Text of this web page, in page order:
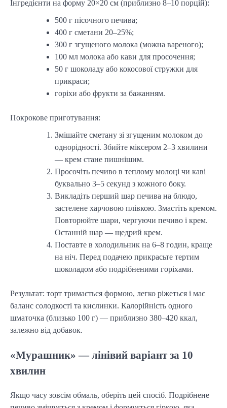
Інгредієнти на форму 20×20 см (приблизно 8–10 порцій):
500 г пісочного печива;
400 г сметани 20–25%;
300 г згущеного молока (можна вареного);
100 мл молока або кави для просочення;
50 г шоколаду або кокосової стружки для
прикраси;
горіхи або фрукти за бажанням.
Покрокове приготування:
Змішайте сметану зі згущеним молоком до
однорідності. Збийте міксером 2–3 хвилини
— крем стане пишнішим.
Просочіть печиво в теплому молоці чи каві
буквально 3–5 секунд з кожного боку.
Викладіть перший шар печива на блюдо,
застелене харчовою плівкою. Змастіть кремом.
Повторюйте шари, чергуючи печиво і крем.
Останній шар — щедрий крем.
Поставте в холодильник на 6–8 годин, краще
на ніч. Перед подачею прикрасьте тертим
шоколадом або подрібненими горіхами.
Результат: торт тримається формою, легко ріжеться і має
баланс солодкості та кислинки. Калорійність одного
шматочка (близько 100 г) — приблизно 380–420 ккал,
залежно від добавок.
«Мурашник» — лінівий варіант за 10
хвилин
Якщо часу зовсім обмаль, оберіть цей спосіб. Подрібнене